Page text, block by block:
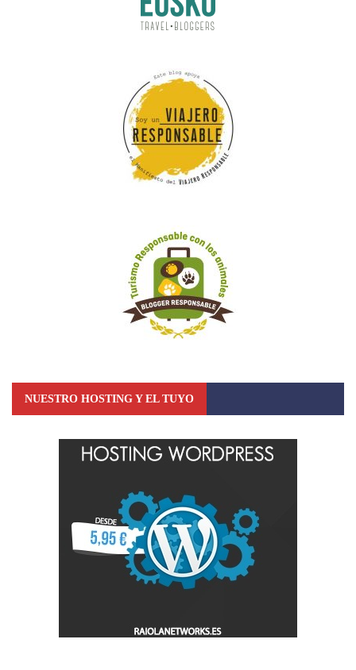
NUESTRO HOSTING Y EL TUYO